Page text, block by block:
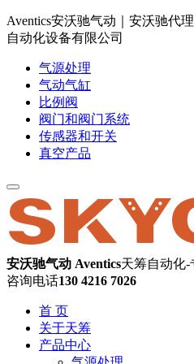
Aventics安沃驰气动｜安沃驰代
自动化设备有限公司
气源处理
气动气缸
比例阀
阀门和阀门系统
传感器和开关
真空产品
安沃驰气动 Aventics天筹自动化-
咨询电话130 4216 7026
首 页
关于天筹
产品中心